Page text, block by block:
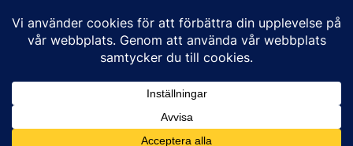
ANNE RAMBERG
KONTAKT